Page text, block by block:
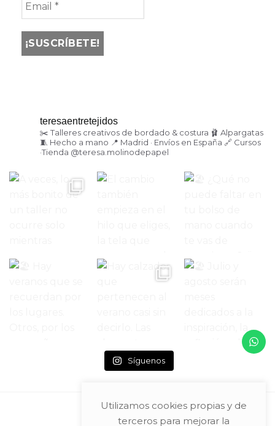
teresaentretejidos
✂️ Talleres creativos de bordado & costura 🩰 Alpargatas
🧵 Hecho a mano 📍 Madrid · Envíos en España 🔗 Cursos
·Tienda @teresa.molinodepapel
Síguenos
Utilizamos cookies propias y de
terceros para mejorar la